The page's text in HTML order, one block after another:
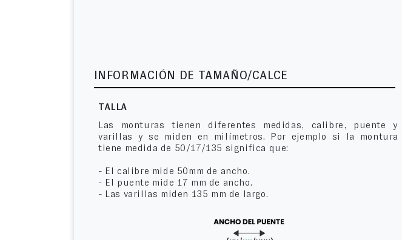
INFORMACIÓN DE TAMAÑO/CALCE
TALLA
Las monturas tienen diferentes medidas, calibre, puente y
varillas y se miden en milímetros. Por ejemplo si la montura
tiene medida de 50/17/135 significa que:
- El calibre mide 50mm de ancho.
- El puente mide 17 mm de ancho.
- Las varillas miden 135 mm de largo.